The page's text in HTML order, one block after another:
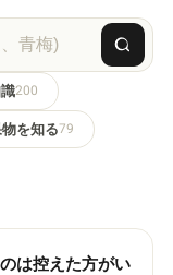
200
を知る79
は控えた方がい